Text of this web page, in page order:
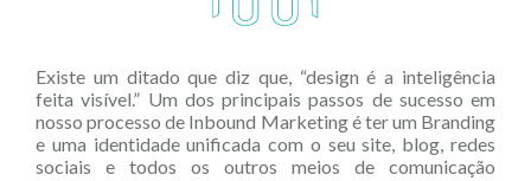
Existe um ditado que diz que, “design é a inteligência
feita visível.” Um dos principais passos de sucesso em
nosso processo de Inbound Marketing é ter um Branding
e uma identidade unificada com o seu site, blog, redes
sociais e todos os outros meios de comunicação